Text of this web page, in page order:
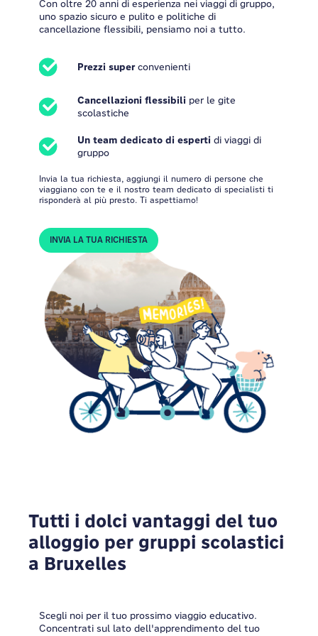
Con oltre 20 anni di esperienza nei viaggi di gruppo,
uno spazio sicuro e pulito e politiche di
cancellazione flessibili, pensiamo noi a tutto.
Prezzi superconvenienti
Cancellazioni flessibili per le gite
scolastiche
Un team dedicato di esperti di viaggi di
gruppo
Invia la tua richiesta, aggiungi il numero di persone che
viaggiano con te e il nostro team dedicato di specialisti ti
risponderà al più presto. Ti aspettiamo!
INVIA LA TUA RICHIESTA
Tutti i dolci vantaggi del tuo
alloggio per gruppi scolastici
a Bruxelles
Scegli noi per il tuo prossimo viaggio educativo.
Concentrati sul lato dell'apprendimento del tuo